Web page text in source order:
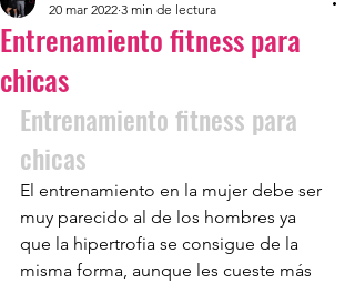
Entrenamiento fitness para
chicas
20 mar 2022 3 min de lectura
Entrenamiento fitness para
chicas
El entrenamiento en la mujer debe ser
muy parecido al de los hombres ya
que la hipertrofia se consigue de la
misma forma, aunque les cueste más